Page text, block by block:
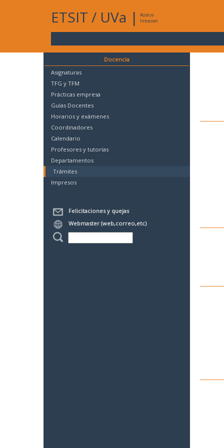
ETSIT / UVa |
Acceso
Intranet
Docencia
Asignaturas
TFG y TFM
Prácticas empresa
Guías Docentes
Horarios y exámenes
Coordinadores
Calendario
Profesores y tutorías
Departamentos
Trámites
Impresos
Felicitaciones y quejas
Webmaster (web,correo,etc)